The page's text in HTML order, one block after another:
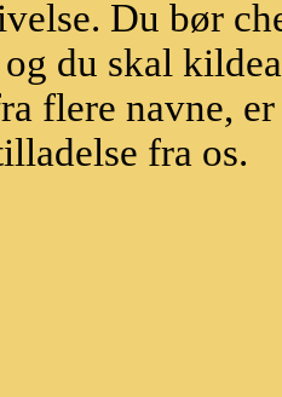
Du bør
du skal
flere navne,
fra os.